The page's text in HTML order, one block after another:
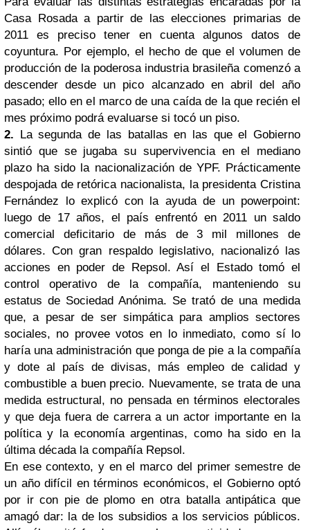
Casa Rosada a partir de las elecciones primarias de
2011 es preciso tener en cuenta algunos datos de
coyuntura. Por ejemplo, el hecho de que el volumen de
producción de la poderosa industria brasileña comenzó a
descender desde un pico alcanzado en abril del año
pasado; ello en el marco de una caída de la que recién el
mes próximo podrá evaluarse si tocó un piso.
2. La segunda de las batallas en las que el Gobierno
sintió que se jugaba su supervivencia en el mediano
plazo ha sido la nacionalización de YPF. Prácticamente
despojada de retórica nacionalista, la presidenta Cristina
Fernández lo explicó con la ayuda de un powerpoint:
luego de 17 años, el país enfrentó en 2011 un saldo
comercial deficitario de más de 3 mil millones de
dólares. Con gran respaldo legislativo, nacionalizó las
acciones en poder de Repsol. Así el Estado tomó el
control operativo de la compañía, manteniendo su
estatus de Sociedad Anónima. Se trató de una medida
que, a pesar de ser simpática para amplios sectores
sociales, no provee votos en lo inmediato, como sí lo
haría una administración que ponga de pie a la compañía
y dote al país de divisas, más empleo de calidad y
combustible a buen precio. Nuevamente, se trata de una
medida estructural, no pensada en términos electorales
y que deja fuera de carrera a un actor importante en la
política y la economía argentinas, como ha sido en la
última década la compañía Repsol.
En ese contexto, y en el marco del primer semestre de
un año difícil en términos económicos, el Gobierno optó
por ir con pie de plomo en otra batalla antipática que
amagó dar: la de los subsidios a los servicios públicos.